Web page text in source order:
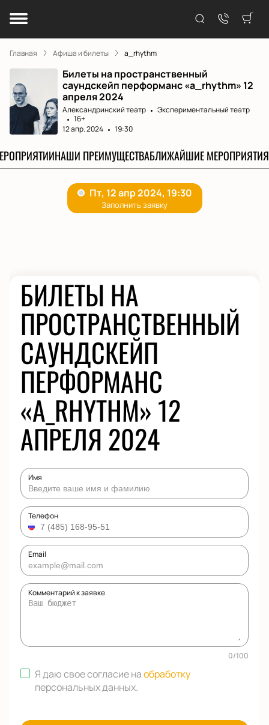
Главная Афиша и билеты a_rhythm
Билеты на пространственный
саундскейп перформанс «a_rhythm» 12
апреля 2024
Александринский театр
Экспериментальный театр
16+
12 апр. 2024
19:30
НАШИ ПРЕИМУЩЕСТВАБЛИЖАЙШИЕ МЕРОПРИЯТИЯ
БИЛЕТЫ НА
ПРОСТРАНСТВЕННЫЙ
САУНДСКЕЙП
ПЕРФОРМАНС
«A_RHYTHM» 12
АПРЕЛЯ 2024
Имя
Телефон
Email
Комментарий к заявке
0/100
Я даю свое согласие наобработку
персональных данных.